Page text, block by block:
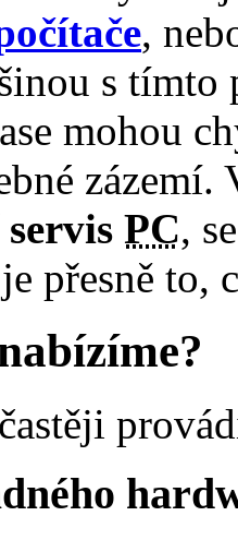
,
s tímto
mohou
PC,
přesně to,